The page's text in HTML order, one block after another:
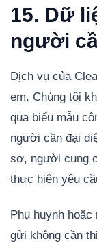
15. Dữ
người
Dịch vụ của
em. Chúng tôi
qua biểu mẫu
người cần đại
sơ, người cung
thực hiện yêu
Phụ huynh
gửi không cần